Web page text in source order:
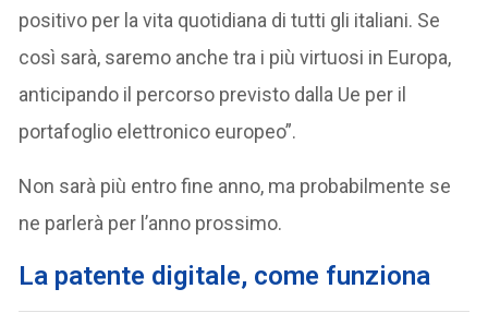
positivo per la vita quotidiana di tutti gli italiani. Se
così sarà, saremo anche tra i più virtuosi in Europa,
anticipando il percorso previsto dalla Ue per il
portafoglio elettronico europeo”.
Non sarà più entro fine anno, ma probabilmente se
ne parlerà per l’anno prossimo.
La patente digitale, come funziona